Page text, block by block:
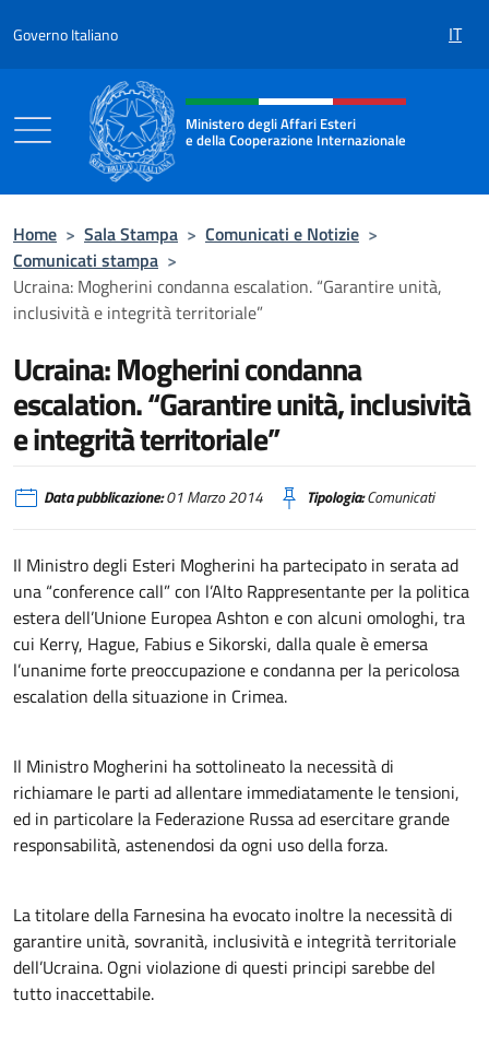
Governo Italiano IT
Intestazione sito, social e menù
Ministero degli Affari Esteri
e della Cooperazione Internazionale
Home > Sala Stampa > Comunicati e Notizie >
Comunicati stampa >
Ucraina: Mogherini condanna escalation. “Garantire unità,
inclusività e integrità territoriale”
Ucraina: Mogherini condanna
escalation. “Garantire unità, inclusività
e integrità territoriale”
Data pubblicazione:01 Marzo 2014 Tipologia:Comunicati
Il Ministro degli Esteri Mogherini ha partecipato in serata ad
una “conference call” con l’Alto Rappresentante per la politica
estera dell’Unione Europea Ashton e con alcuni omologhi, tra
cui Kerry, Hague, Fabius e Sikorski, dalla quale è emersa
l’unanime forte preoccupazione e condanna per la pericolosa
escalation della situazione in Crimea.
Il Ministro Mogherini ha sottolineato la necessità di
richiamare le parti ad allentare immediatamente le tensioni,
ed in particolare la Federazione Russa ad esercitare grande
responsabilità, astenendosi da ogni uso della forza.
La titolare della Farnesina ha evocato inoltre la necessità di
garantire unità, sovranità, inclusività e integrità territoriale
dell’Ucraina. Ogni violazione di questi principi sarebbe del
tutto inaccettabile.